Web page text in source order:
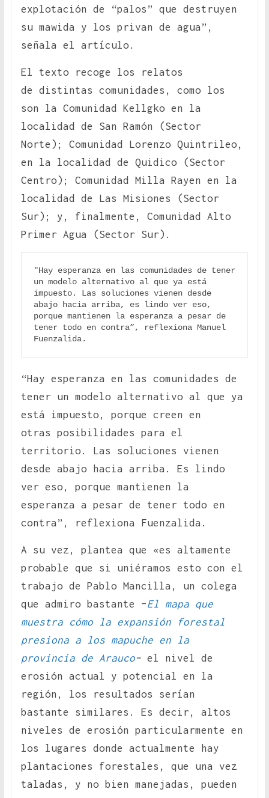
explotación de “palos” que destruyen
su mawida y los privan de agua”,
señala el artículo.
El texto recoge los relatos
de distintas comunidades, como los
son la Comunidad Kellgko en la
localidad de San Ramón (Sector
Norte); Comunidad Lorenzo Quintrileo,
en la localidad de Quidico (Sector
Centro); Comunidad Milla Rayen en la
localidad de Las Misiones (Sector
Sur); y, finalmente, Comunidad Alto
Primer Agua (Sector Sur).
"Hay esperanza en las comunidades de tener
un modelo alternativo al que ya está
impuesto. Las soluciones vienen desde
abajo hacia arriba, es lindo ver eso,
porque mantienen la esperanza a pesar de
tener todo en contra”, reflexiona Manuel
Fuenzalida.
“Hay esperanza en las comunidades de
tener un modelo alternativo al que ya
está impuesto, porque creen en
otras posibilidades para el
territorio. Las soluciones vienen
desde abajo hacia arriba. Es lindo
ver eso, porque mantienen la
esperanza a pesar de tener todo en
contra”, reflexiona Fuenzalida.
A su vez, plantea que «es altamente
probable que si uniéramos esto con el
trabajo de Pablo Mancilla, un colega
que admiro bastante –El mapa que
muestra cómo la expansión forestal
presiona a los mapuche en la
provincia de Arauco– el nivel de
erosión actual y potencial en la
región, los resultados serían
bastante similares. Es decir, altos
niveles de erosión particularmente en
los lugares donde actualmente hay
plantaciones forestales, que una vez
taladas, y no bien manejadas, pueden